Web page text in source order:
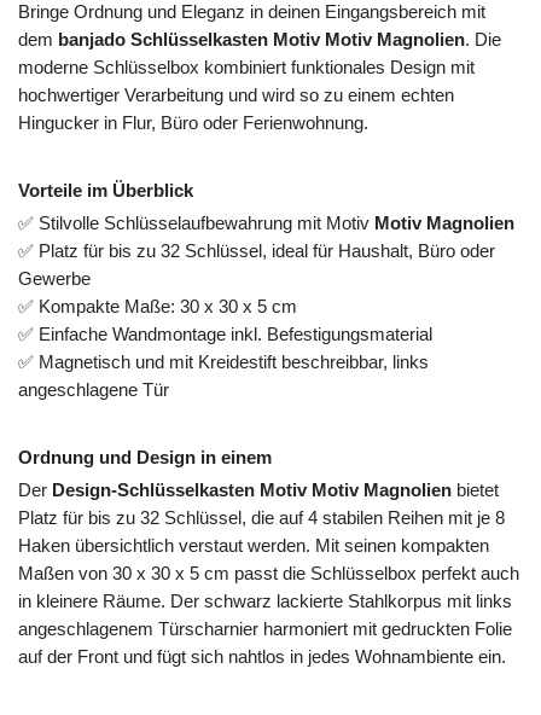
Bringe Ordnung und Eleganz in deinen Eingangsbereich mit
dem banjado Schlüsselkasten Motiv Motiv Magnolien. Die
moderne Schlüsselbox kombiniert funktionales Design mit
hochwertiger Verarbeitung und wird so zu einem echten
Hingucker in Flur, Büro oder Ferienwohnung.
Vorteile im Überblick
✅ Stilvolle Schlüsselaufbewahrung mit Motiv Motiv Magnolien
✅ Platz für bis zu 32 Schlüssel, ideal für Haushalt, Büro oder
Gewerbe
✅ Kompakte Maße: 30 x 30 x 5 cm
✅ Einfache Wandmontage inkl. Befestigungsmaterial
✅ Magnetisch und mit Kreidestift beschreibbar, links
angeschlagene Tür
Ordnung und Design in einem
Der Design-Schlüsselkasten Motiv Motiv Magnolien bietet
Platz für bis zu 32 Schlüssel, die auf 4 stabilen Reihen mit je 8
Haken übersichtlich verstaut werden. Mit seinen kompakten
Maßen von 30 x 30 x 5 cm passt die Schlüsselbox perfekt auch
in kleinere Räume. Der schwarz lackierte Stahlkorpus mit links
angeschlagenem Türscharnier harmoniert mit gedruckten Folie
auf der Front und fügt sich nahtlos in jedes Wohnambiente ein.